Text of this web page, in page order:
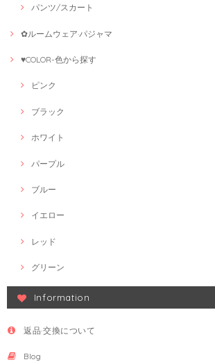
パンツ/スカート
✿ルームウェア·パジャマ
♥COLOR-色から探す
ピンク
ブラック
ホワイト
パープル
ブルー
イエロー
レッド
グリーン
Information
返品·交換について
Blog